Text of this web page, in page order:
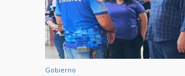
Gobierno